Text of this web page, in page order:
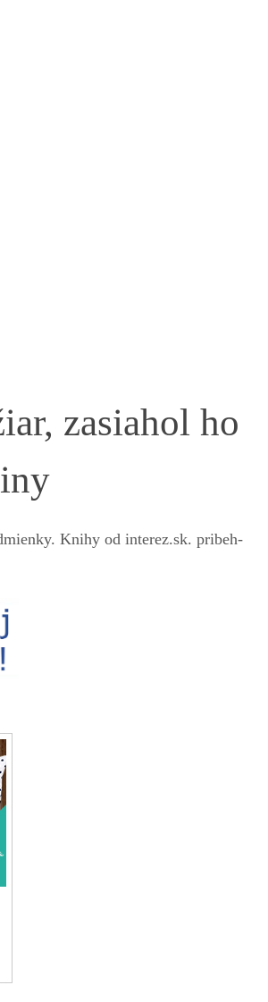
zasiahol ho
Knihy od interez.sk. pribeh-